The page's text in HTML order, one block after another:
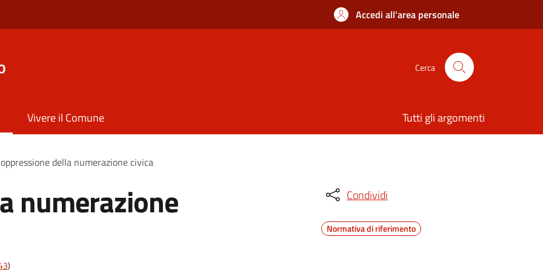
Accedi all'area personale
Cerca
Vivere il Comune Tutti gli argomenti
della numerazione civica
numerazione
)
Condividi
Normativa di riferimento